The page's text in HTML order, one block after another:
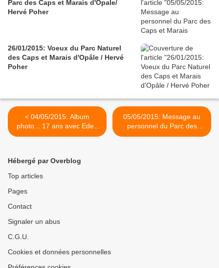
Parc des Caps et Marais d'Opale/
Hervé Poher
26/01/2015: Voeux du Parc Naturel
des Caps et Marais d'Opâle / Hervé
Poher
< 04/05/2015: Album
photo... 17 ans avec Eden
62/ Hervé Poher
05/05/2015: Message au
personnel du Parc des
Caps et Marais d'Opale/
Hébergé par Overblog
Top articles
Pages
Contact
Signaler un abus
C.G.U.
Cookies et données personnelles